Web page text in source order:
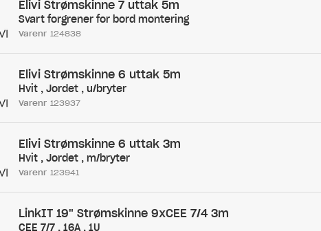
Elivi Strømskinne 7 uttak 5m
Svart forgrener for bord montering
Varenr 124838
Elivi Strømskinne 6 uttak 5m
Hvit , Jordet , u/bryter
Varenr 123937
Elivi Strømskinne 6 uttak 3m
Hvit , Jordet , m/bryter
Varenr 123941
LinkIT 19" Strømskinne 9xCEE 7/4 3m
CEE 7/7 , 16A , 1U